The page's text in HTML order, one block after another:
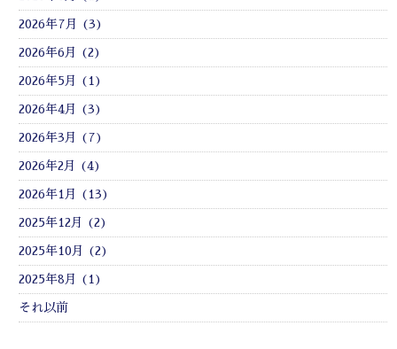
2026年7月 (3)
2026年6月 (2)
2026年5月 (1)
2026年4月 (3)
2026年3月 (7)
2026年2月 (4)
2026年1月 (13)
2025年12月 (2)
2025年10月 (2)
2025年8月 (1)
それ以前